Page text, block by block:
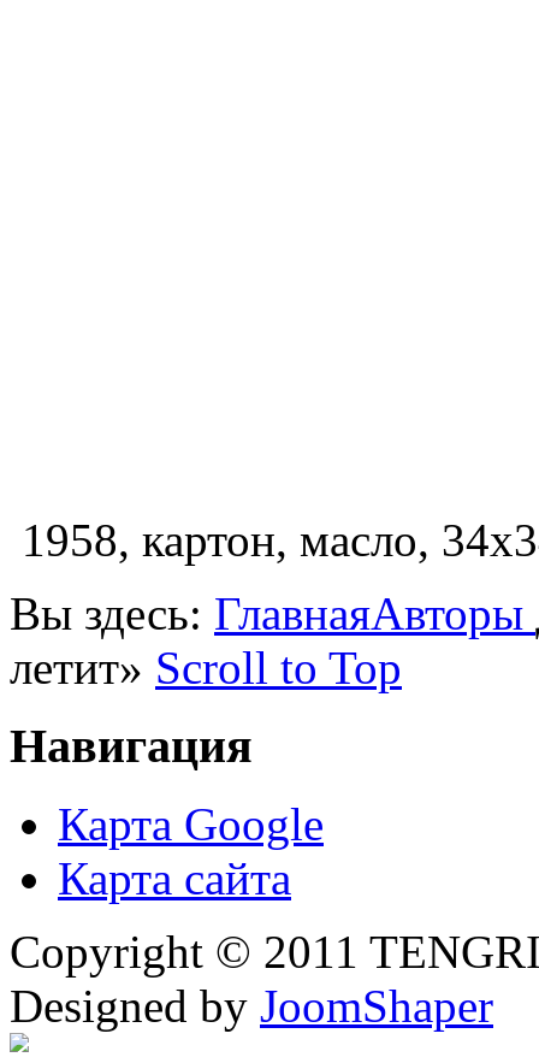
1958, картон, масло,
Вы здесь: ГлавнаяАвторы
летит» Scroll to Top
Навигация
Карта Google
Карта сайта
Copyright © 2011
Designed by JoomShaper